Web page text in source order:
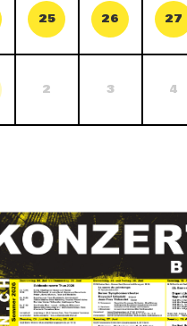
25 26 27
2 3 4